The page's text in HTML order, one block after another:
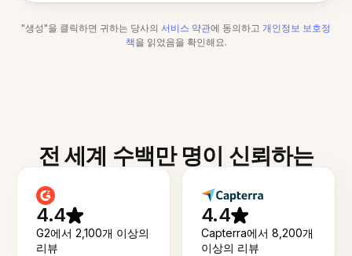
"생성"을 클릭하면 귀하는 당사의 서비스 약관에 동의하고 개인정보 보호정
책을 읽었음을 확인해요.
전 세계 수백만 명이 신뢰하는
4.4
G2에서 2,100개 이상의
리뷰
4.4
Capterra에서 8,200개
이상의 리뷰